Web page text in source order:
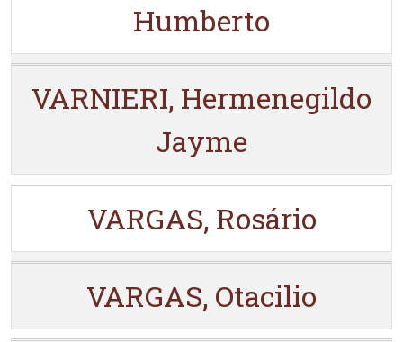
Humberto
VARNIERI, Hermenegildo
Jayme
VARGAS, Rosário
VARGAS, Otacilio